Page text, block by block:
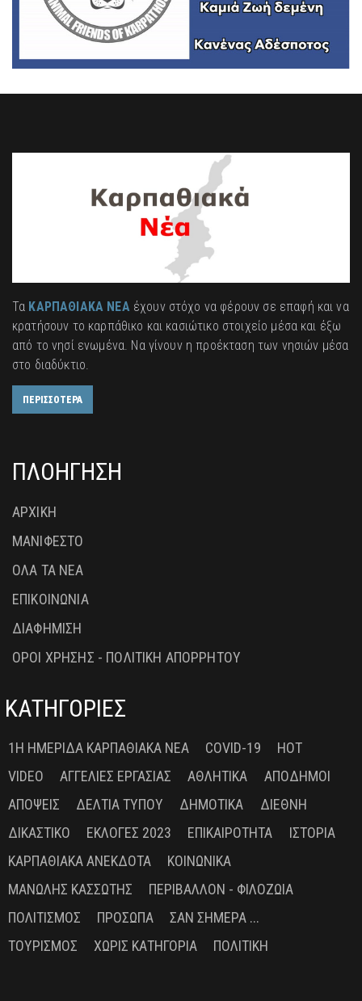
Τα ΚΑΡΠΑΘΙΑΚΑ ΝΕΑέχουν στόχο να φέρουν σε επαφή και να
κρατήσουν το καρπάθικο και κασιώτικο στοιχείο μέσα και έξω
από το νησί ενωμένα. Να γίνουν η προέκταση των νησιών μέσα
στο διαδύκτιο.
ΠΕΡΙΣΣΟΤΕΡΑ
ΠΛΟΗΓΗΣΗ
ΑΡΧΙΚΗ
ΜΑΝΙΦΕΣΤΟ
ΟΛΑ ΤΑ ΝΕΑ
ΕΠΙΚΟΙΝΩΝΙΑ
ΔΙΑΦΗΜΙΣΗ
ΟΡΟΙ ΧΡΗΣΗΣ - ΠΟΛΙΤΙΚΗ ΑΠΟΡΡΗΤΟΥ
ΚΑΤΗΓΟΡΙΕΣ
1Η ΗΜΕΡΊΔΑ ΚΑΡΠΑΘΙΑΚΆ ΝΈΑ COVID-19
HOT
VIDEO
ΑΓΓΕΛΊΕΣ ΕΡΓΑΣΊΑΣ ΑΘΛΗΤΙΚΆ
ΑΠΌΔΗΜΟΙ
ΑΠΌΨΕΙΣ
ΔΕΛΤΊΑ ΤΎΠΟΥ ΔΗΜΟΤΙΚΆ
ΔΙΕΘΝΉ
ΔΙΚΑΣΤΙΚΌ
ΕΚΛΟΓΈΣ 2023 ΕΠΙΚΑΙΡΌΤΗΤΑ
ΙΣΤΟΡΊΑ
ΚΑΡΠΑΘΙΑΚΆ ΑΝΈΚΔΟΤΑ
ΚΟΙΝΩΝΙΚΆ
ΜΑΝΏΛΗΣ ΚΑΣΣΏΤΗΣ
ΠΕΡΙΒΆΛΛΟΝ - ΦΙΛΟΖΩΊΑ
ΠΟΛΙΤΙΣΜΌΣ
ΠΡΌΣΩΠΑ
ΣΑΝ ΣΉΜΕΡΑ ...
ΤΟΥΡΙΣΜΌΣ
ΧΩΡΊΣ ΚΑΤΗΓΟΡΊΑ ΠΟΛΙΤΙΚΉ